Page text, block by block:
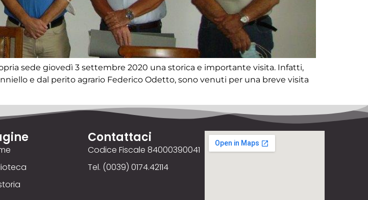
sede giovedì 3 settembre 2020 una storica e importante visita. Infatti,
e dal perito agrario Federico Odetto, sono venuti per una breve visita
Contattaci
Codice Fiscale 84000390041
Tel. (0039) 0174.42114